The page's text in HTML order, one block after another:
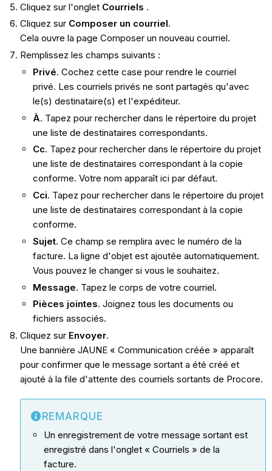
Cliquez sur l'onglet Courriels .
Cliquez sur Composer un courriel.
Cela ouvre la page Composer un nouveau courriel.
Remplissez les champs suivants :
Privé. Cochez cette case pour rendre le courriel
privé. Les courriels privés ne sont partagés qu'avec
le(s) destinataire(s) et l'expéditeur.
À. Tapez pour rechercher dans le répertoire du projet
une liste de destinataires correspondants.
Cc. Tapez pour rechercher dans le répertoire du projet
une liste de destinataires correspondant à la copie
conforme. Votre nom apparaît ici par défaut.
Cci. Tapez pour rechercher dans le répertoire du projet
une liste de destinataires correspondant à la copie
conforme.
Sujet. Ce champ se remplira avec le numéro de la
facture. La ligne d'objet est ajoutée automatiquement.
Vous pouvez le changer si vous le souhaitez.
Message. Tapez le corps de votre courriel.
Pièces jointes. Joignez tous les documents ou
fichiers associés.
Cliquez sur Envoyer.
Une bannière JAUNE « Communication créée » apparaît
pour confirmer que le message sortant a été créé et
ajouté à la file d'attente des courriels sortants de Procore.
REMARQUE
Un enregistrement de votre message sortant est
enregistré dans l'onglet « Courriels » de la
facture.